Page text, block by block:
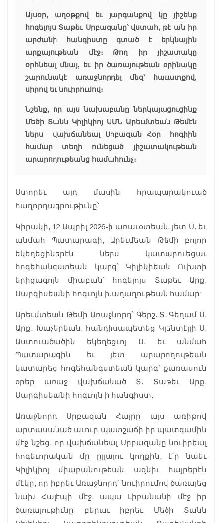
Այսօր, աղօթքով եւ յարգանքով կը յիշենք
հոգելոյս Տաթեւ Սրբազանը՝ վստահ, թէ ան իր
արժանի հանգիստը գտած է երկնային
արքայութեան մէջ։ Թող իր յիշատակը
օրհնեալ մնայ, եւ իր ծառայութեան օրինակը
շարունակէ առաջնորդել մեզ՝ հաւատքով,
սիրով եւ նուիրումով։
Նշենք, որ այս նախաբանը ներկայացուցինք
Մեծի Տանն Կիլիկիոյ ԱՄՆ Արեւմտեան Թեմէն
ներս վախճանեալ Սրբազան Հօր հոգիին
համար տեղի ունեցած յիշատակութեան
արարողութեանց համահունչ։
Ստորեւ այդ մասին հրապարակուած
հաղորդագրութիւնը՝
Կիրակի, 12 Ապրիլ 2026-ի առաւօտեան, յետ Ս. եւ
անմահ Պատարագի, Արեւմեան Թեմի բոլոր
եկեղեցիներէն ներս կատարուեցաւ
հոգեհանգստեան կարգ՝ Կիլիկիեան Ուխտի
երիցագոյն միաբան՝ հոգելոյս Տաթեւ Արք.
Սարգիսեանի հոգւոյն խաղաղութեան համար:
Արեւմտեան Թեմի Առաջնորդ՝ Գերշ. Տ. Գեղամ Ս.
Արք. Խաչերեան, հանդիսապետեց Կլենտէյլի Ս.
Աստուածածին եկեղեցւոյ Ս. եւ անմահ
Պատարագին եւ յետ արարողութեան
կատարեց հոգեհանգստեան կարգ՝ քառասուն
օրեր առաջ վախճանած Տ. Տաթեւ Արք.
Սարգիսեանի հոգւոյն ի հանգիստ:
Առաջնորդ Սրբազան Հայրը այս առիթով
արտասանած աւուր պատշաճի իր պատգամին
մէջ նշեց, որ վախճանեալ Սրբազանը նուիրեալ
հոգեւորական մը ըլլալու կողքին, է՛ր նաեւ
Կիլիկիոյ միաբանութեան ազնիւ հայրերէն
մէկը, որ իբրեւ Առաջնորդ՝ նուիրումով ծառայեց
նախ Հալէպի մէջ, ապա Լիբանանի մէջ իր
ծառայութիւնը բերաւ իբրեւ Մեծի Տանն